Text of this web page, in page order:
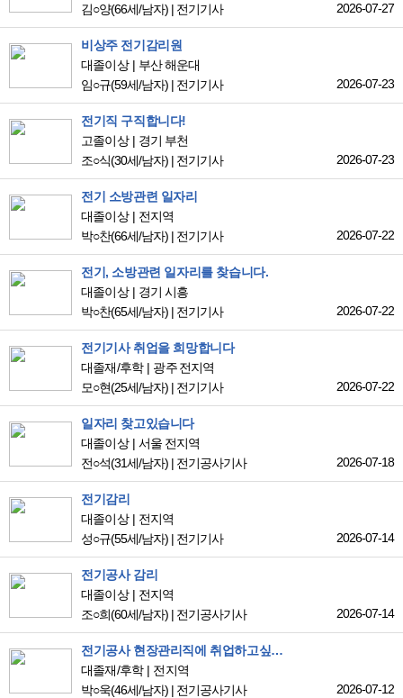
김○양(66세/남자) | 전기기사 2026-07-27
비상주 전기감리원
대졸이상
부산 해운대
임○규(59세/남자) | 전기기사 2026-07-23
전기직 구직합니다!
고졸이상
경기 부천
조○식(30세/남자) | 전기기사 2026-07-23
전기 소방관련 일자리
대졸이상
전지역
박○찬(66세/남자) | 전기기사 2026-07-22
전기, 소방관련 일자리를 찾습니다.
대졸이상
경기 시흥
박○찬(65세/남자) | 전기기사 2026-07-22
전기기사 취업을 희망합니다
대졸재/후학
광주 전지역
모○현(25세/남자) | 전기기사 2026-07-22
일자리 찾고있습니다
대졸이상
서울 전지역
전○석(31세/남자) | 전기공사기사 2026-07-18
전기감리
대졸이상
전지역
성○규(55세/남자) | 전기기사 2026-07-14
전기공사 감리
대졸이상
전지역
조○희(60세/남자) | 전기공사기사 2026-07-14
전기공사 현장관리직에 취업하고싶습니다.
대졸재/후학
전지역
박○욱(46세/남자) | 전기공사기사 2026-07-12